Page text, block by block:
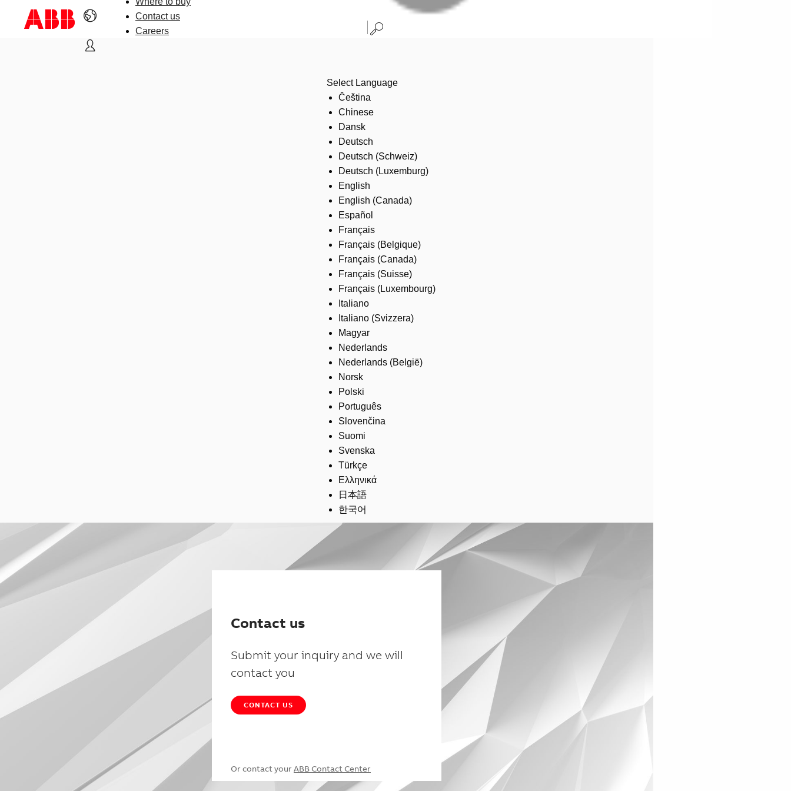
Contact us
Careers
Select Language
Čeština
Chinese
Dansk
Deutsch
Deutsch (Schweiz)
Deutsch (Luxemburg)
English
English (Canada)
Español
Français
Français (Belgique)
Français (Canada)
Français (Suisse)
Français (Luxembourg)
Italiano
Italiano (Svizzera)
Magyar
Nederlands
Nederlands (België)
Norsk
Polski
Português
Slovenčina
Suomi
Svenska
Türkçe
Ελληνικά
日本語
한국어
Contact us
Submit your inquiry and we will
contact you
CONTACT US
Or contact your ABB Contact Center